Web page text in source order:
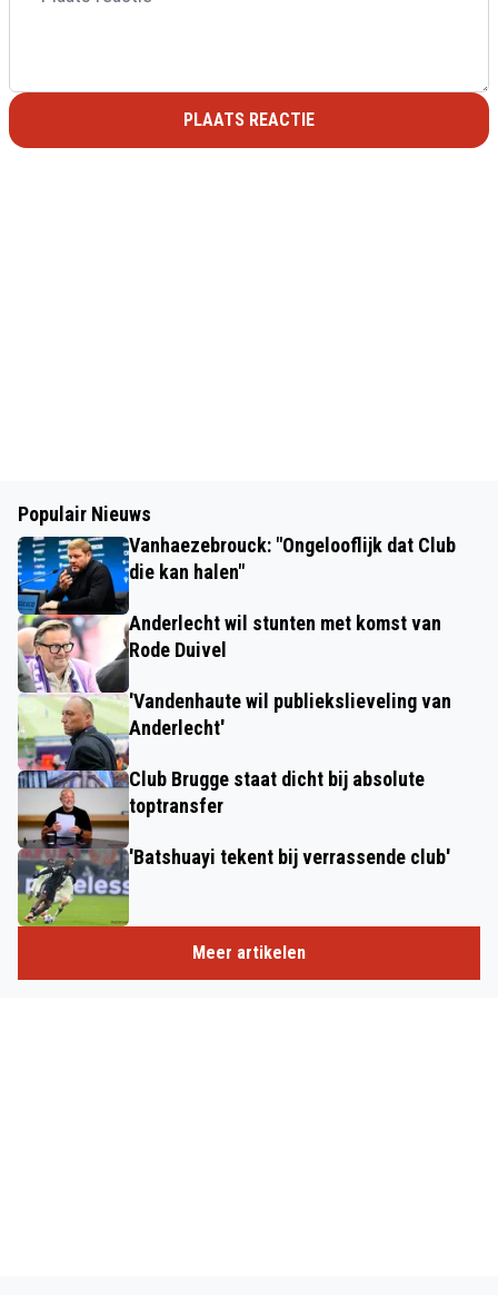
PLAATS REACTIE
Populair Nieuws
Vanhaezebrouck: "Ongelooflijk dat Club
die kan halen"
Anderlecht wil stunten met komst van
Rode Duivel
'Vandenhaute wil publiekslieveling van
Anderlecht'
Club Brugge staat dicht bij absolute
toptransfer
'Batshuayi tekent bij verrassende club'
Meer artikelen